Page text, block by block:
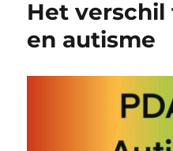
Het verschil
en autisme